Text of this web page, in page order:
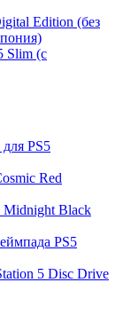
Edition (без
Slim (с
PS5
Red
Midnight Black
PS5
5 Disc Drive